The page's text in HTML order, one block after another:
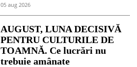
05 aug 2026
AUGUST, LUNA DECISIVĂ
PENTRU CULTURILE DE
TOAMNĂ. Ce lucrări nu
trebuie amânate